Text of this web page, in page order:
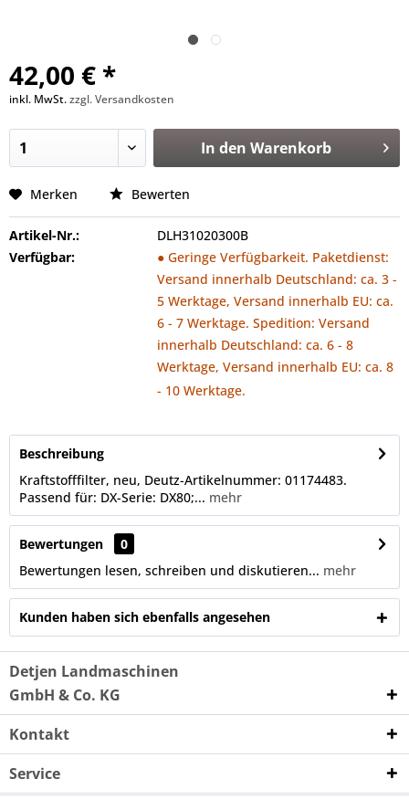
42,00 € *
inkl. MwSt.zzgl. Versandkosten
In den Warenkorb
Merken Bewerten
Artikel-Nr.:
DLH31020300B
Verfügbar:
● Geringe Verfügbarkeit. Paketdienst:
Versand innerhalb Deutschland: ca. 3 -
5 Werktage, Versand innerhalb EU: ca.
6 - 7 Werktage. Spedition: Versand
innerhalb Deutschland: ca. 6 - 8
Werktage, Versand innerhalb EU: ca. 8
- 10 Werktage.
Beschreibung
Kraftstofffilter, neu, Deutz-Artikelnummer: 01174483.
Passend für: DX-Serie: DX80;... mehr
Bewertungen
0
Bewertungen lesen, schreiben und diskutieren... mehr
Kunden haben sich ebenfalls angesehen
Detjen Landmaschinen
GmbH & Co. KG
Kontakt
Service